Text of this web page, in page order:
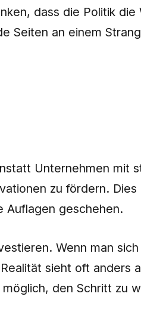
dass die Politik
Seiten an einem
Unternehmen mit
zu fördern.
Auflagen geschehen.
Wenn man
sieht oft anders
den Schritt zu